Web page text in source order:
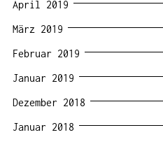
April 2019
März 2019
Februar 2019
Januar 2019
Dezember 2018
Januar 2018